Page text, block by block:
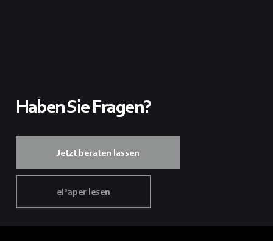
Haben Sie Fragen?
Jetzt beraten lassen
ePaper lesen